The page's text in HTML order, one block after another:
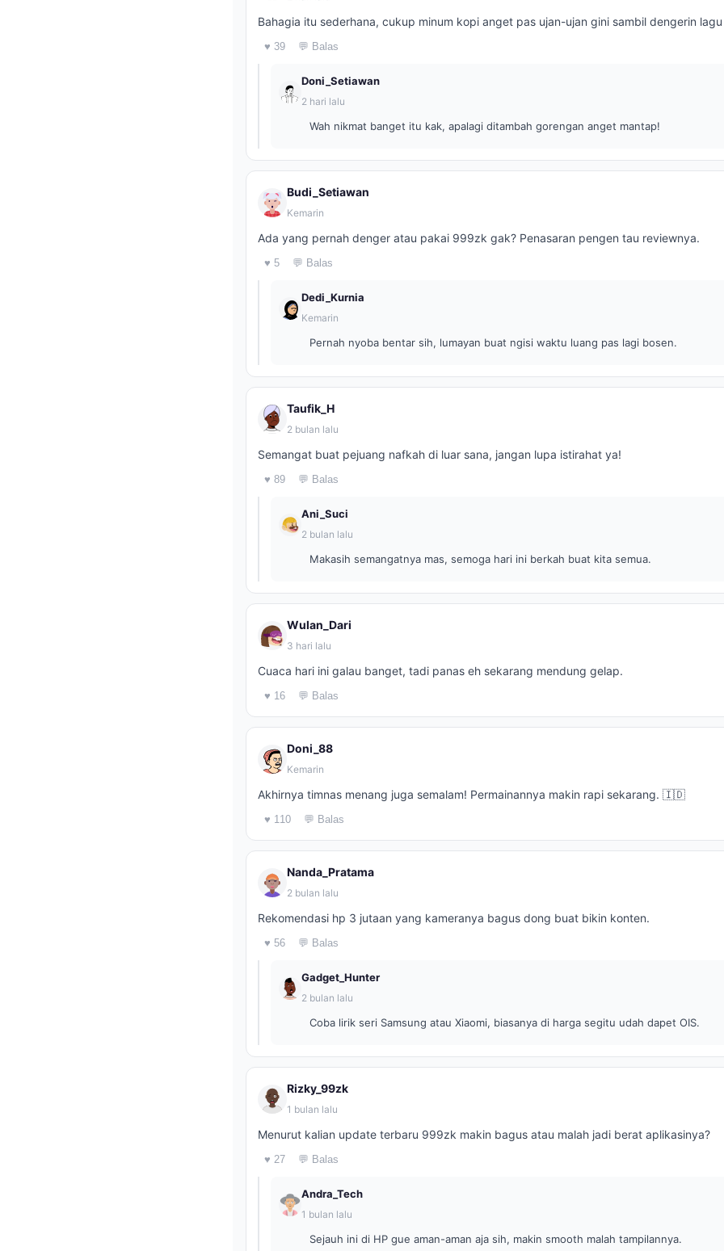
Bahagia itu sederhana, cukup minum kopi anget pas ujan-ujan gini sambil dengerin lagu
♥ 39 💬 Balas
Doni_Setiawan
2 hari lalu
Wah nikmat banget itu kak, apalagi ditambah gorengan anget mantap!
Budi_Setiawan
Kemarin
Ada yang pernah denger atau pakai 999zk gak? Penasaran pengen tau reviewnya.
♥ 5 💬 Balas
Dedi_Kurnia
Kemarin
Pernah nyoba bentar sih, lumayan buat ngisi waktu luang pas lagi bosen.
Taufik_H
2 bulan lalu
Semangat buat pejuang nafkah di luar sana, jangan lupa istirahat ya!
♥ 89 💬 Balas
Ani_Suci
2 bulan lalu
Makasih semangatnya mas, semoga hari ini berkah buat kita semua.
Wulan_Dari
3 hari lalu
Cuaca hari ini galau banget, tadi panas eh sekarang mendung gelap.
♥ 16 💬 Balas
Doni_88
Kemarin
Akhirnya timnas menang juga semalam! Permainannya makin rapi sekarang. 🇮🇩
♥ 110 💬 Balas
Nanda_Pratama
2 bulan lalu
Rekomendasi hp 3 jutaan yang kameranya bagus dong buat bikin konten.
♥ 56 💬 Balas
Gadget_Hunter
2 bulan lalu
Coba lirik seri Samsung atau Xiaomi, biasanya di harga segitu udah dapet OIS.
Rizky_99zk
1 bulan lalu
Menurut kalian update terbaru 999zk makin bagus atau malah jadi berat aplikasinya?
♥ 27 💬 Balas
Andra_Tech
1 bulan lalu
Sejauh ini di HP gue aman-aman aja sih, makin smooth malah tampilannya.